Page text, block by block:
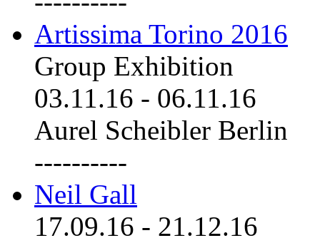
Artissima Torino 2016
Group Exhibition
03.11.16 - 06.11.16
Aurel Scheibler Berlin
----------
Neil Gall
17.09.16 - 21.12.16